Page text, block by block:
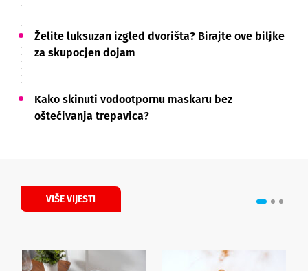
Želite luksuzan izgled dvorišta? Birajte ove biljke
za skupocjen dojam
Kako skinuti vodootpornu maskaru bez
oštećivanja trepavica?
VIŠE VIJESTI